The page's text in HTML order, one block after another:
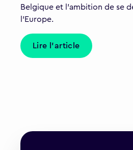
Belgique et l'ambition de se
l'Europe.
Lire l'article